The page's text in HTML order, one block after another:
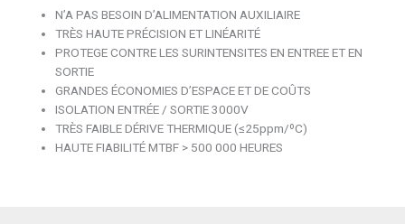
N’A PAS BESOIN D’ALIMENTATION AUXILIAIRE
TRÈS HAUTE PRÉCISION ET LINÉARITÉ
PROTEGE CONTRE LES SURINTENSITES EN ENTREE ET EN
SORTIE
GRANDES ÉCONOMIES D’ESPACE ET DE COÛTS
ISOLATION ENTRÉE / SORTIE 3000V
TRÈS FAIBLE DÉRIVE THERMIQUE (≤25ppm/ºC)
HAUTE FIABILITÉ MTBF > 500 000 HEURES